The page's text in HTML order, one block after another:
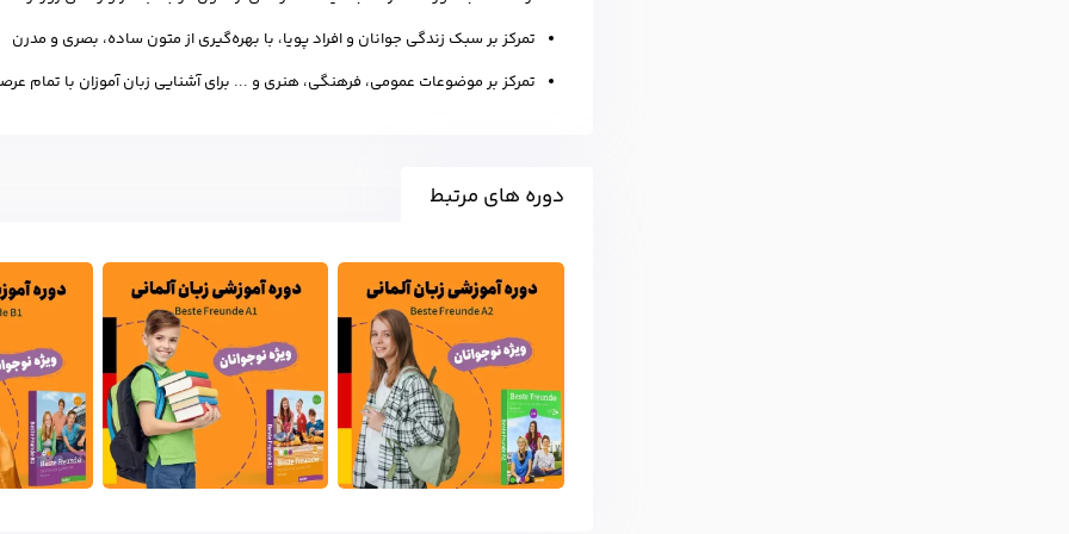
تمرکز بر سبک زندگی جوانان و افراد پویا، با بهره‌گیری از متون ساده، بصری و مدرن
تمرکز بر موضوعات عمومی، فرهنگی، هنری و ... برای آشنایی زبان آموزان با تمام
دوره های مرتبط